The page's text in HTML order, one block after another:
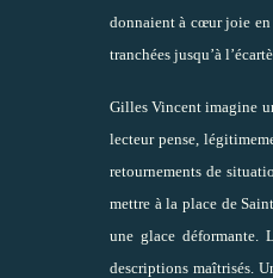
donnaient à cœur joie en
tranchées jusqu’à
Gilles Vincent imagine
lecteur pense,
retournements de
mettre à la place de
une glace déformante.
descriptions maîtrisés.